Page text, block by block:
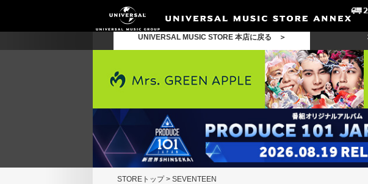
UNIVERSAL MUSIC STORE 本店に戻る ＞
STOREトップ> SEVENTEEN